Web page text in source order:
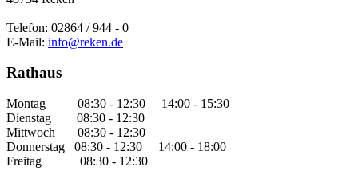
Telefon: 02864 / 944 - 0
E-Mail: info@reken.de
Rathaus
Montag 08:30 - 12:30 14:00 - 15:30
Dienstag 08:30 - 12:30
Mittwoch 08:30 - 12:30
Donnerstag 08:30 - 12:30 14:00 - 18:00
Freitag 08:30 - 12:30